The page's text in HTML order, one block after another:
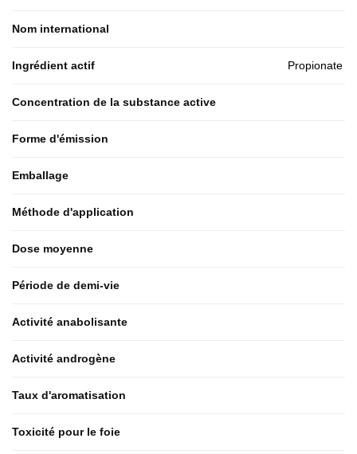
Nom international
Ingrédient actif Propionate
Concentration de la substance active
Forme d'émission
Emballage
Méthode d'application
Dose moyenne
Période de demi-vie
Activité anabolisante
Activité androgène
Taux d'aromatisation
Toxicité pour le foie